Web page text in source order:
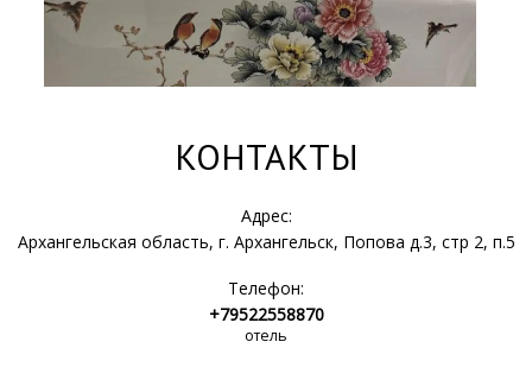
КОНТАКТЫ
Адрес:
Архангельская область, г. Архангельск, Попова д.3, стр 2, п.5
Телефон:
+79522558870
отель